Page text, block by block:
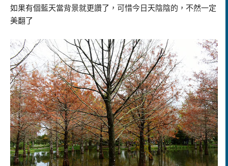
如果有個藍天當背景就更讚了，可惜今日天陰陰的，不然一定
美翻了